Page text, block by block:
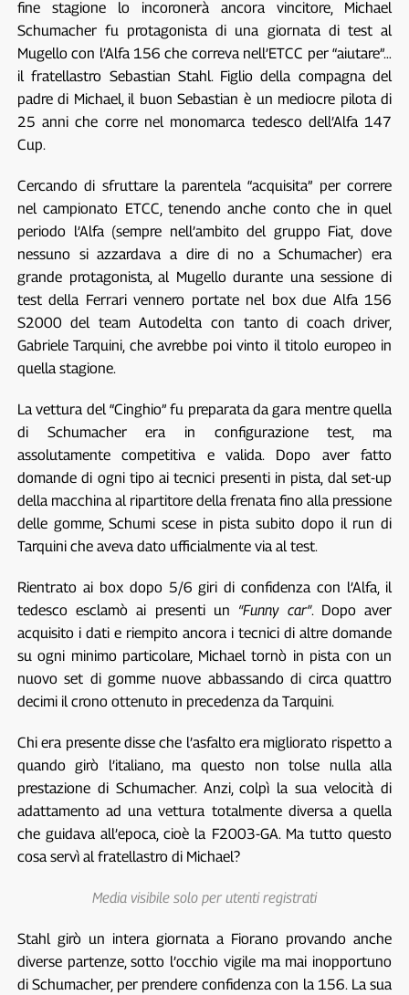
fine stagione lo incoronerà ancora vincitore, Michael
Schumacher fu protagonista di una giornata di test al
Mugello con l’Alfa 156 che correva nell’ETCC per “aiutare”…
il fratellastro Sebastian Stahl. Figlio della compagna del
padre di Michael, il buon Sebastian è un mediocre pilota di
25 anni che corre nel monomarca tedesco dell’Alfa 147
Cup.
Cercando di sfruttare la parentela “acquisita” per correre
nel campionato ETCC, tenendo anche conto che in quel
periodo l’Alfa (sempre nell’ambito del gruppo Fiat, dove
nessuno si azzardava a dire di no a Schumacher) era
grande protagonista, al Mugello durante una sessione di
test della Ferrari vennero portate nel box due Alfa 156
S2000 del team Autodelta con tanto di coach driver,
Gabriele Tarquini, che avrebbe poi vinto il titolo europeo in
quella stagione.
La vettura del “Cinghio” fu preparata da gara mentre quella
di Schumacher era in configurazione test, ma
assolutamente competitiva e valida. Dopo aver fatto
domande di ogni tipo ai tecnici presenti in pista, dal set-up
della macchina al ripartitore della frenata fino alla pressione
delle gomme, Schumi scese in pista subito dopo il run di
Tarquini che aveva dato ufficialmente via al test.
Rientrato ai box dopo 5/6 giri di confidenza con l’Alfa, il
tedesco esclamò ai presenti un “Funny car”. Dopo aver
acquisito i dati e riempito ancora i tecnici di altre domande
su ogni minimo particolare, Michael tornò in pista con un
nuovo set di gomme nuove abbassando di circa quattro
decimi il crono ottenuto in precedenza da Tarquini.
Chi era presente disse che l’asfalto era migliorato rispetto a
quando girò l’italiano, ma questo non tolse nulla alla
prestazione di Schumacher. Anzi, colpì la sua velocità di
adattamento ad una vettura totalmente diversa a quella
che guidava all’epoca, cioè la F2003-GA. Ma tutto questo
cosa servì al fratellastro di Michael?
Media visibile solo per utenti registrati
Stahl girò un intera giornata a Fiorano provando anche
diverse partenze, sotto l’occhio vigile ma mai inopportuno
di Schumacher, per prendere confidenza con la 156. La sua